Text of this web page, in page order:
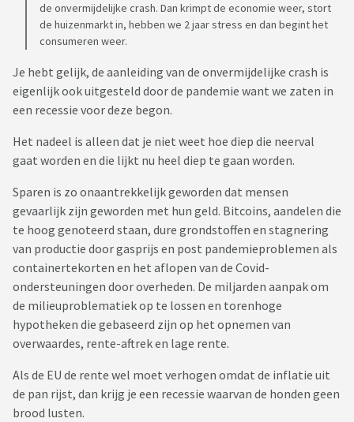
de onvermijdelijke crash. Dan krimpt de economie weer, stort
de huizenmarkt in, hebben we 2 jaar stress en dan begint het
consumeren weer.
Je hebt gelijk, de aanleiding van de onvermijdelijke crash is
eigenlijk ook uitgesteld door de pandemie want we zaten in
een recessie voor deze begon.
Het nadeel is alleen dat je niet weet hoe diep die neerval
gaat worden en die lijkt nu heel diep te gaan worden.
Sparen is zo onaantrekkelijk geworden dat mensen
gevaarlijk zijn geworden met hun geld. Bitcoins, aandelen die
te hoog genoteerd staan, dure grondstoffen en stagnering
van productie door gasprijs en post pandemieproblemen als
containertekorten en het aflopen van de Covid-
ondersteuningen door overheden. De miljarden aanpak om
de milieuproblematiek op te lossen en torenhoge
hypotheken die gebaseerd zijn op het opnemen van
overwaardes, rente-aftrek en lage rente.
Als de EU de rente wel moet verhogen omdat de inflatie uit
de pan rijst, dan krijg je een recessie waarvan de honden geen
brood lusten.